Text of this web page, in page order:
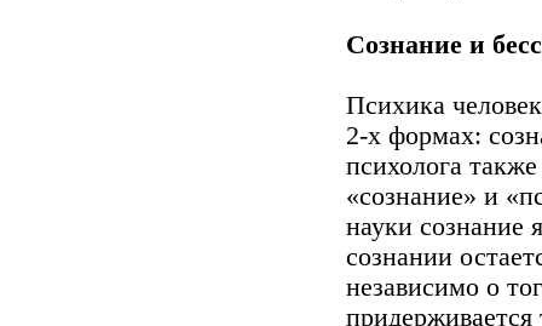
Сознание и
Психика
2-х формах:
психолога
«сознание» и
науки сознание
сознании
независимо о